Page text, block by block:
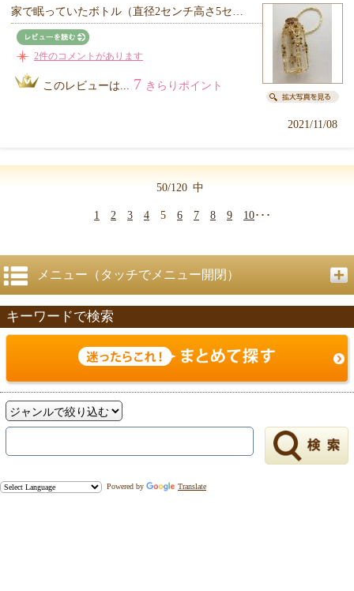
家で眠っていたボトル（直径2センチ高さ5セ…
2件のコメントがあります
このレビューは... 7 きらりポイント
2021/11/08
50/120 中
1 2 3 4 5 6 7 8 9 10･･･
メニュー（タッチでメニュー開閉）
キーワードで検索
Powered by Translate